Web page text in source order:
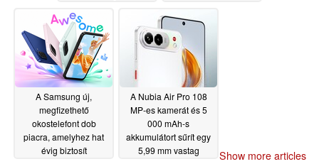
A Samsung új,
megfizethető
okostelefont dob
piacra, amelyhez hat
évig biztosít
A Nubia Air Pro 108
MP-es kamerát és 5
000 mAh-s
akkumulátort sűrít egy
5,99 mm vastag
Show more articles